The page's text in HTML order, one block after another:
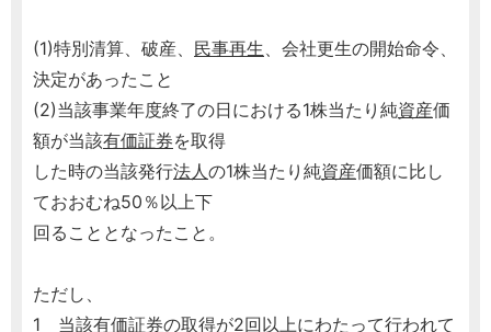
(1)特別清算、破産、 民事再生、会社更生の開始命令、
決定があったこと
(2)当該事業年度終了の日における1株当たり純資産価
額が当該有価証券を取得
した時の当該発行法人の1株当たり純資産価額に比し
ておおむね50％以上下
回ることとなったこと。
ただし、
1 当該有価証券の取得が2回以上にわたって行われて